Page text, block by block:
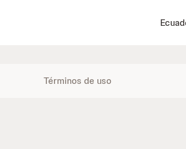
Términos de uso